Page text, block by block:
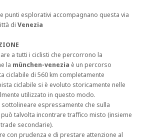
punti esplorativi accompagnano questa via
di Venezia
a tutti i ciclisti che percorrono la
la münchen-venezia è un percorso
ciclabile di 560 km completamente
ciclabile si è evoluto storicamente nelle
utilizzato in questo modo.
espressamente che sulla
può talvolta incontrare traffico misto (insieme
secondarie).
con prudenza e di prestare attenzione al